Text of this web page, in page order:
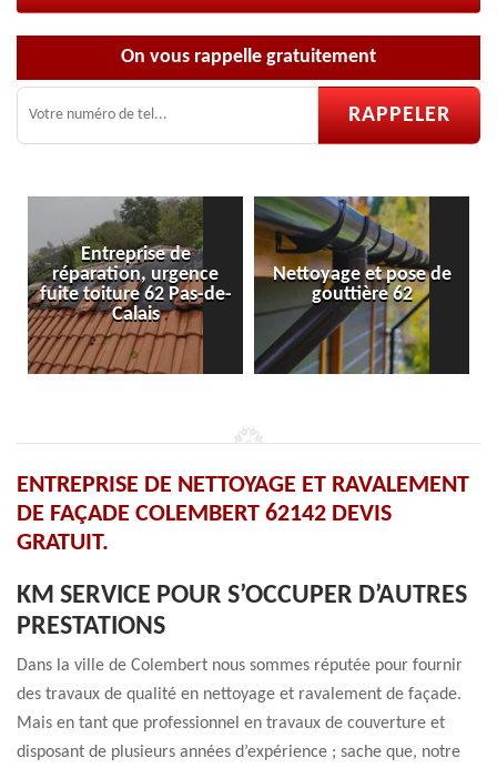
On vous rappelle gratuitement
Entreprise de
réparation, urgence
fuite toiture 62 Pas-de-
Calais
Nettoyage et pose de
gouttière 62
ENTREPRISE DE NETTOYAGE ET RAVALEMENT
DE FAÇADE COLEMBERT 62142 DEVIS
GRATUIT.
KM SERVICE POUR S’OCCUPER D’AUTRES
PRESTATIONS
Dans la ville de Colembert nous sommes réputée pour fournir
des travaux de qualité en nettoyage et ravalement de façade.
Mais en tant que professionnel en travaux de couverture et
disposant de plusieurs années d’expérience ; sache que, notre